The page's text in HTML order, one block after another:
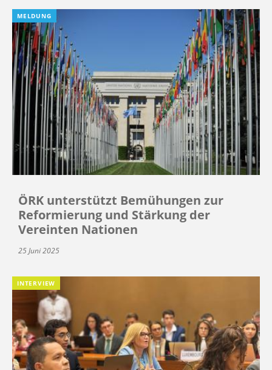
MELDUNG
ÖRK unterstützt Bemühungen zur
Reformierung und Stärkung der
Vereinten Nationen
25 Juni 2025
INTERVIEW